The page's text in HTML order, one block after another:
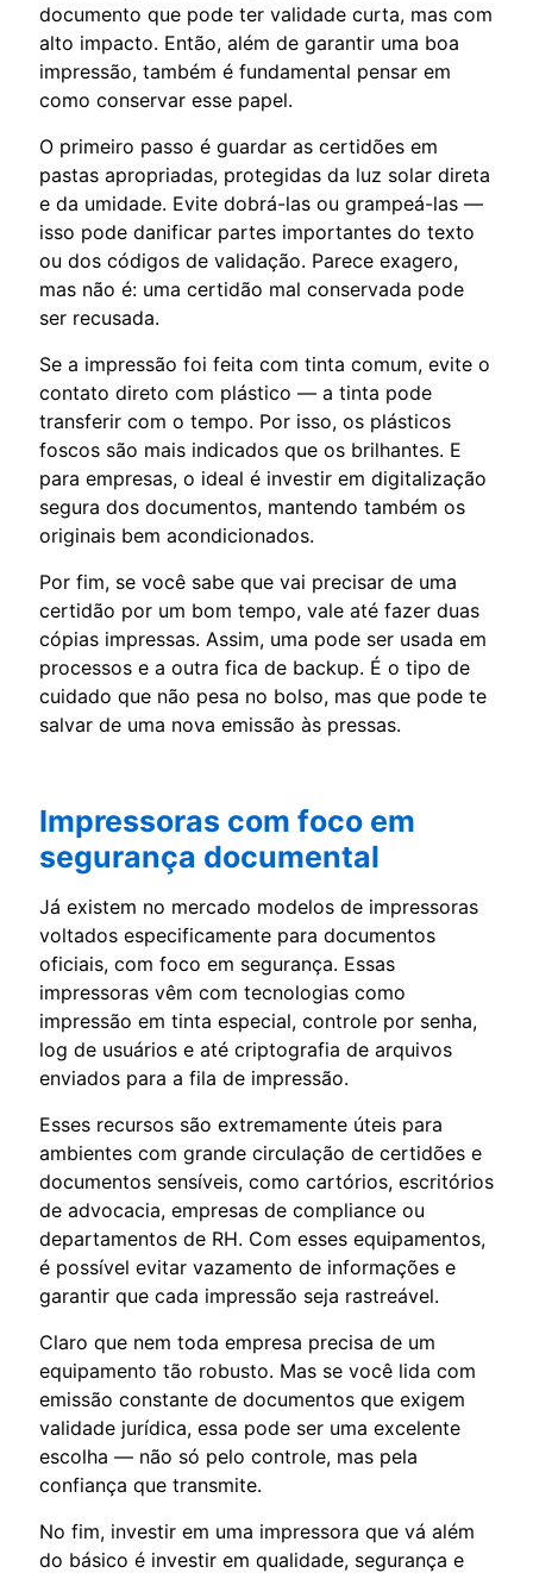
documento que pode ter validade curta, mas com
alto impacto. Então, além de garantir uma boa
impressão, também é fundamental pensar em
como conservar esse papel.
O primeiro passo é guardar as certidões em
pastas apropriadas, protegidas da luz solar direta
e da umidade. Evite dobrá-las ou grampeá-las —
isso pode danificar partes importantes do texto
ou dos códigos de validação. Parece exagero,
mas não é: uma certidão mal conservada pode
ser recusada.
Se a impressão foi feita com tinta comum, evite o
contato direto com plástico — a tinta pode
transferir com o tempo. Por isso, os plásticos
foscos são mais indicados que os brilhantes. E
para empresas, o ideal é investir em digitalização
segura dos documentos, mantendo também os
originais bem acondicionados.
Por fim, se você sabe que vai precisar de uma
certidão por um bom tempo, vale até fazer duas
cópias impressas. Assim, uma pode ser usada em
processos e a outra fica de backup. É o tipo de
cuidado que não pesa no bolso, mas que pode te
salvar de uma nova emissão às pressas.
Impressoras com foco em
segurança documental
Já existem no mercado modelos de impressoras
voltados especificamente para documentos
oficiais, com foco em segurança. Essas
impressoras vêm com tecnologias como
impressão em tinta especial, controle por senha,
log de usuários e até criptografia de arquivos
enviados para a fila de impressão.
Esses recursos são extremamente úteis para
ambientes com grande circulação de certidões e
documentos sensíveis, como cartórios, escritórios
de advocacia, empresas de compliance ou
departamentos de RH. Com esses equipamentos,
é possível evitar vazamento de informações e
garantir que cada impressão seja rastreável.
Claro que nem toda empresa precisa de um
equipamento tão robusto. Mas se você lida com
emissão constante de documentos que exigem
validade jurídica, essa pode ser uma excelente
escolha — não só pelo controle, mas pela
confiança que transmite.
No fim, investir em uma impressora que vá além
do básico é investir em qualidade, segurança e